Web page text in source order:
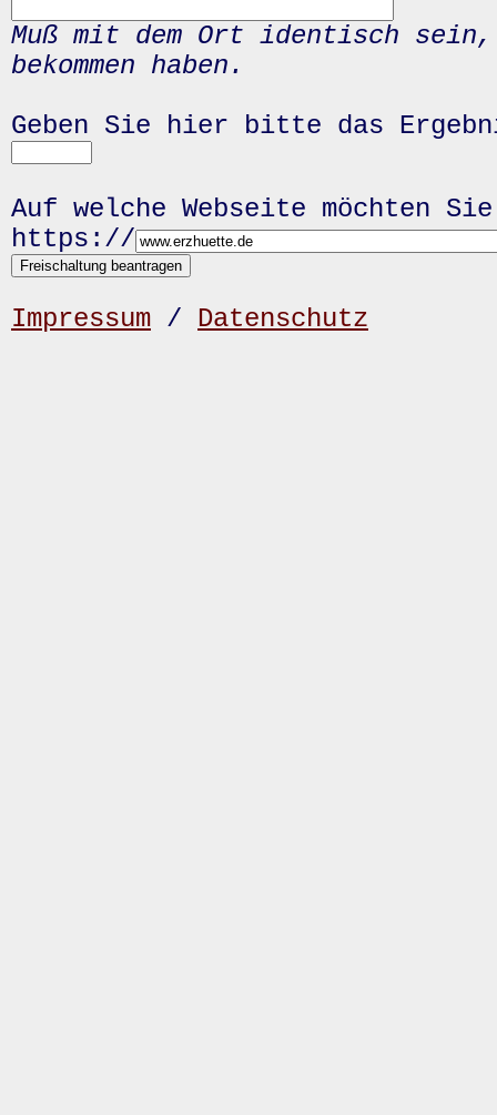
Muß mit dem Ort identisch
bekommen haben.
Geben Sie hier bitte das
Auf welche Webseite möchten
https://
Impressum / Datenschutz